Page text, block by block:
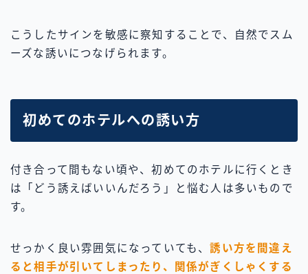
こうしたサインを敏感に察知することで、自然でスム
ーズな誘いにつなげられます。
初めてのホテルへの誘い方
付き合って間もない頃や、初めてのホテルに行くとき
は「どう誘えばいいんだろう」と悩む人は多いもので
す。
せっかく良い雰囲気になっていても、誘い方を間違え
ると相手が引いてしまったり、関係がぎくしゃくする